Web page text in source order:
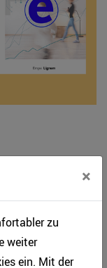
×
zu
weiter
ein. Mit der